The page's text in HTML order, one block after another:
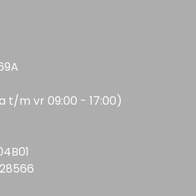
t/m vr 09:00 - 17:00)